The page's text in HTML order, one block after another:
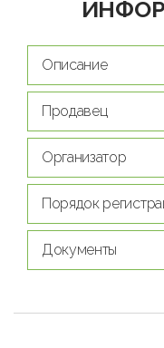
Описание
Продавец
Организатор
Порядок
Документы